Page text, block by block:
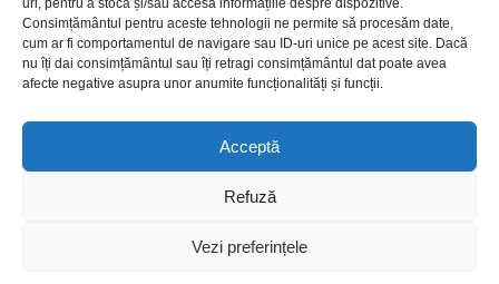
uri, pentru a stoca și/sau accesa informațiile despre dispozitive.
Consimțământul pentru aceste tehnologii ne permite să procesăm date,
cum ar fi comportamentul de navigare sau ID-uri unice pe acest site. Dacă
nu îți dai consimțământul sau îți retragi consimțământul dat poate avea
afecte negative asupra unor anumite funcționalități și funcții.
Acceptă
Refuză
Vezi preferințele
Informații pentru adolescenți
Informații pentru adulți
Informații pentru seniori
© 2026 Biblioteca Judeţeană „Gheorghe Asachi” Iaşi